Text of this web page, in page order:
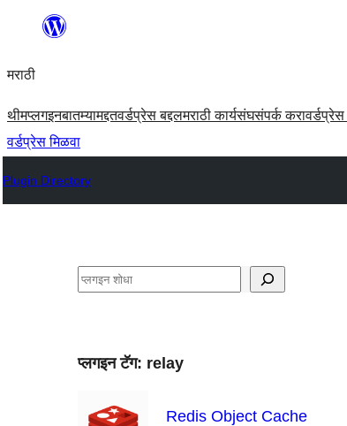
सामुग्रीवर
मराठी
थीमप्लगइनबातम्यामद्दतवर्डप्रेस बद्दलमराठी कार्यसंघसंपर्क करावर्डप्रेस
वर्डप्रेस मिळवा
Plugin Directory
शोधा
प्लगइन टॅग: relay
Redis Object Cache